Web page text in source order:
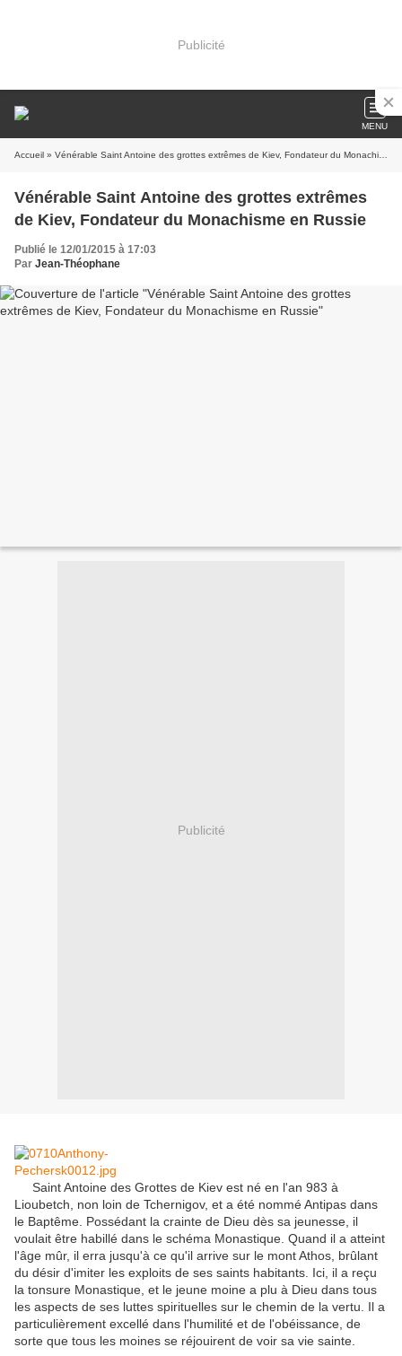
Publicité
MENU
Accueil » Vénérable Saint Antoine des grottes extrêmes de Kiev, Fondateur du Monachisme en Russie
Vénérable Saint Antoine des grottes extrêmes
de Kiev, Fondateur du Monachisme en Russie
Publié le 12/01/2015 à 17:03
Par Jean-Théophane
Publicité
Saint Antoine des Grottes de Kiev est né en l'an 983 à
Lioubetch, non loin de Tchernigov, et a été nommé Antipas dans
le Baptême. Possédant la crainte de Dieu dès sa jeunesse, il
voulait être habillé dans le schéma Monastique. Quand il a atteint
l'âge mûr, il erra jusqu'à ce qu'il arrive sur le mont Athos, brûlant
du désir d'imiter les exploits de ses saints habitants. Ici, il a reçu
la tonsure Monastique, et le jeune moine a plu à Dieu dans tous
les aspects de ses luttes spirituelles sur le chemin de la vertu. Il a
particulièrement excellé dans l'humilité et de l'obéissance, de
sorte que tous les moines se réjouirent de voir sa vie sainte.